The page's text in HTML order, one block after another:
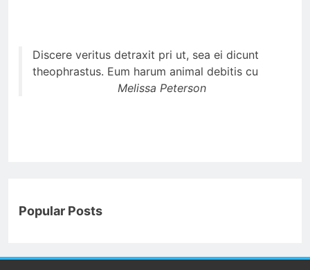
Discere veritus detraxit pri ut, sea ei dicunt
theophrastus. Eum harum animal debitis cu
Melissa Peterson
Popular Posts